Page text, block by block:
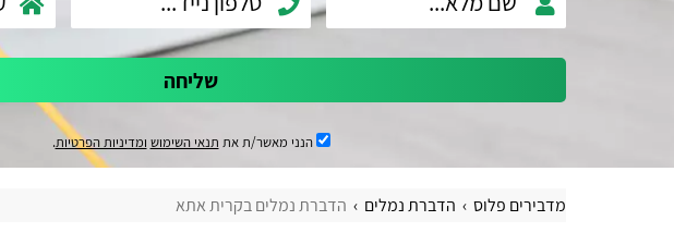
שליחה
הנני מאשר/ת את תנאי השימוש ומדיניות הפרטיות.
מדבירים פלוס הדברת נמלים הדברת נמלים בקרית אתא